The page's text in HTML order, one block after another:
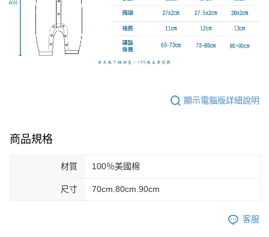
顯示電腦版詳細說明
商品規格
材質 100％美國棉
尺寸 70cm.80cm.90cm
客服